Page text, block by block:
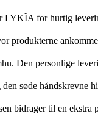
LYKÏA for hurtig
produkterne
Den personlige
søde håndskrevne
bidrager til en ekstra